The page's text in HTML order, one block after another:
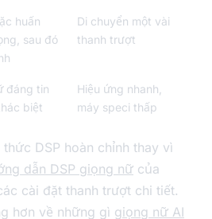
huấn
sau đó
Di chuyển một vài
thanh trượt
đáng tin
biệt
Hiệu ứng nhanh,
máy speci thấp
DSP hoàn chỉnh thay vì
dẫn DSP giọng nữ của
cài đặt thanh trượt chi tiết.
hơn về những gì giọng nữ AI